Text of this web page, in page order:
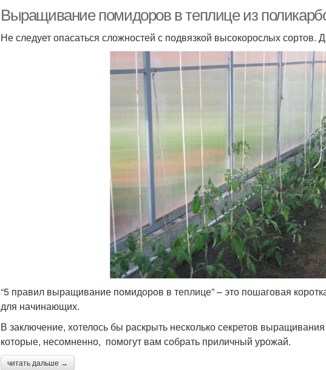
Выращивание помидоров в теплице из
Не следует опасаться сложностей с подвязкой высокорослых сортов.
“5 правил выращивание помидоров в теплице” – это пошаговая
для начинающих.
В заключение, хотелось бы раскрыть несколько секретов
которые, несомненно, помогут вам собрать приличный урожай.
читать дальше →